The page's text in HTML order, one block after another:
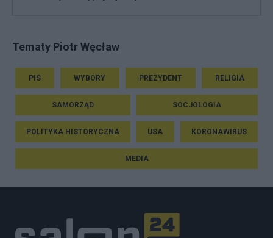
Tematy Piotr Węcław
PIS WYBORY PREZYDENT RELIGIA
SAMORZĄD SOCJOLOGIA
POLITYKA HISTORYCZNA USA KORONAWIRUS
MEDIA